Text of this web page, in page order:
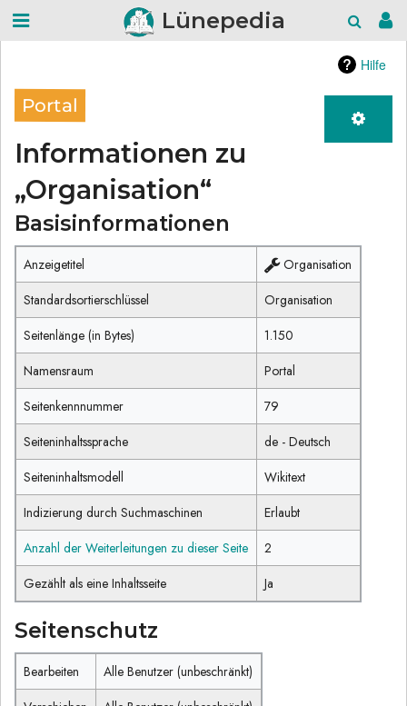
Lünepedia
Hilfe
Portal
Informationen zu
„Organisation“
Basisinformationen
Anzeigetitel
Organisation
Standardsortierschlüssel
Organisation
Seitenlänge (in Bytes)
1.150
Namensraum
Portal
Seitenkennnummer
79
Seiteninhaltssprache
de - Deutsch
Seiteninhaltsmodell
Wikitext
Indizierung durch Suchmaschinen
Erlaubt
Anzahl der Weiterleitungen zu dieser Seite
2
Gezählt als eine Inhaltsseite
Ja
Seitenschutz
Bearbeiten
Alle Benutzer (unbeschränkt)